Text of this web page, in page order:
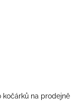
kočárků na prodejně